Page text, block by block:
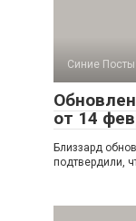
Синие Посты
от 14
Близзард
подтвердили,